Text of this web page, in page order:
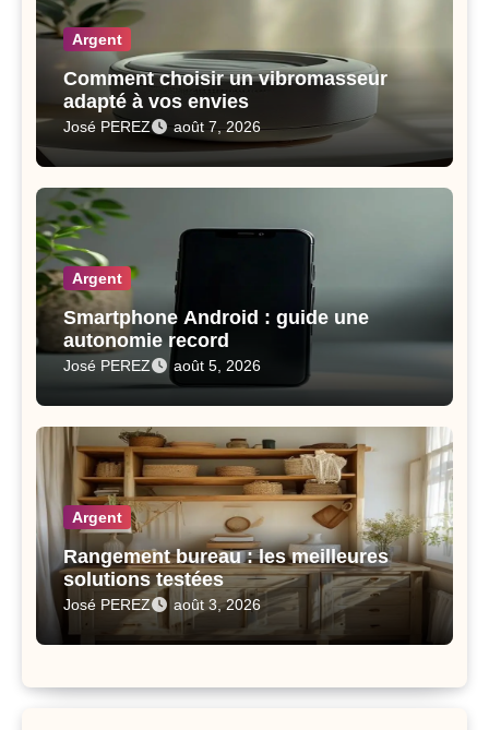
Argent
Comment choisir un vibromasseur
adapté à vos envies
José PEREZ août 7, 2026
Argent
Smartphone Android : guide une
autonomie record
José PEREZ août 5, 2026
Argent
Rangement bureau : les meilleures
solutions testées
José PEREZ août 3, 2026